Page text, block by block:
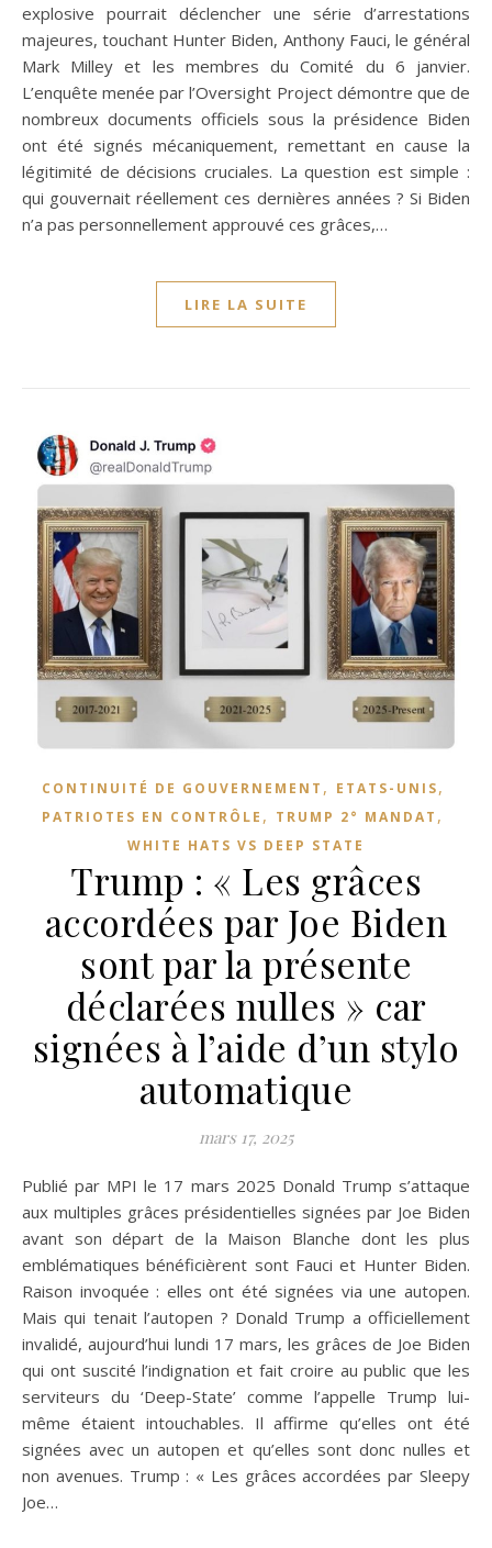
explosive pourrait déclencher une série d’arrestations
majeures, touchant Hunter Biden, Anthony Fauci, le général
Mark Milley et les membres du Comité du 6 janvier.
L’enquête menée par l’Oversight Project démontre que de
nombreux documents officiels sous la présidence Biden
ont été signés mécaniquement, remettant en cause la
légitimité de décisions cruciales. La question est simple :
qui gouvernait réellement ces dernières années ? Si Biden
n’a pas personnellement approuvé ces grâces,…
LIRE LA SUITE
CONTINUITÉ DE GOUVERNEMENT , ETATS-UNIS,
PATRIOTES EN CONTRÔLE , TRUMP 2° MANDAT ,
WHITE HATS VS DEEP STATE
Trump : « Les grâces
accordées par Joe Biden
sont par la présente
déclarées nulles » car
signées à l’aide d’un stylo
automatique
mars 17, 2025
Publié par MPI le 17 mars 2025 Donald Trump s’attaque
aux multiples grâces présidentielles signées par Joe Biden
avant son départ de la Maison Blanche dont les plus
emblématiques bénéficièrent sont Fauci et Hunter Biden.
Raison invoquée : elles ont été signées via une autopen.
Mais qui tenait l’autopen ? Donald Trump a officiellement
invalidé, aujourd’hui lundi 17 mars, les grâces de Joe Biden
qui ont suscité l’indignation et fait croire au public que les
serviteurs du ‘Deep-State’ comme l’appelle Trump lui-
même étaient intouchables. Il affirme qu’elles ont été
signées avec un autopen et qu’elles sont donc nulles et
non avenues. Trump : « Les grâces accordées par Sleepy
Joe…